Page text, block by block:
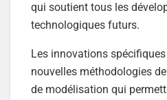
qui soutient tous les
technologiques futurs.
Les innovations
nouvelles méthodologies
de modélisation qui